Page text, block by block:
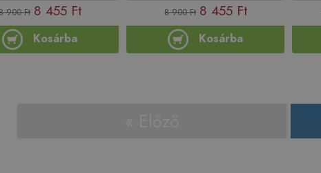
900 Ft 8 455 Ft
Kosárba
8 900 Ft 8 455 Ft
Kosárba